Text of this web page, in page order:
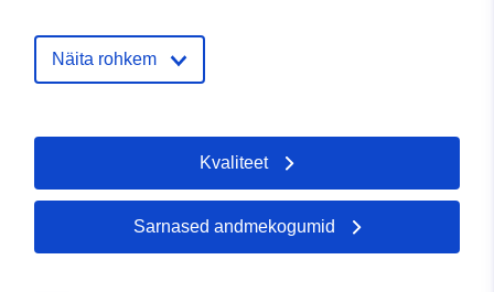
ulatus:
50.2127 ], [ 7.76503,
50.2127 ], [ 7.76503, 50.21 ],
[ 7.76193, 50.21 ], [ 7.76193,
50.2127 ] ]
Tüüp: Polygon
Näita rohkem
Kvaliteet
Sarnased andmekogumid